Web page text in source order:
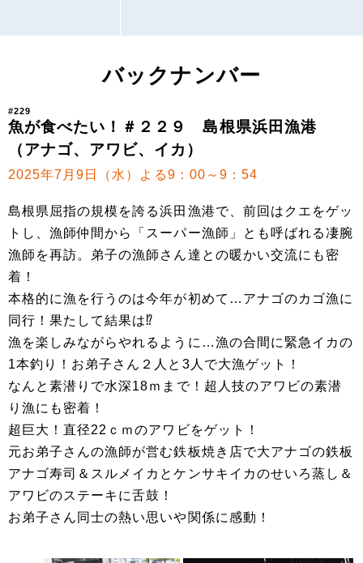
バックナンバー
#229
魚が食べたい！＃２２９ 島根県浜田漁港
（アナゴ、アワビ、イカ）
2025年7月9日（水）よる9：00～9：54
島根県屈指の規模を誇る浜田漁港で、前回はクエをゲッ
トし、漁師仲間から「スーパー漁師」とも呼ばれる凄腕
漁師を再訪。弟子の漁師さん達との暖かい交流にも密
着！
本格的に漁を行うのは今年が初めて…アナゴのカゴ漁に
同行！果たして結果は⁉
漁を楽しみながらやれるように…漁の合間に緊急イカの
1本釣り！お弟子さん２人と3人で大漁ゲット！
なんと素潜りで水深18ｍまで！超人技のアワビの素潜
り漁にも密着！
超巨大！直径22ｃｍのアワビをゲット！
元お弟子さんの漁師が営む鉄板焼き店で大アナゴの鉄板
アナゴ寿司＆スルメイカとケンサキイカのせいろ蒸し＆
アワビのステーキに舌鼓！
お弟子さん同士の熱い思いや関係に感動！